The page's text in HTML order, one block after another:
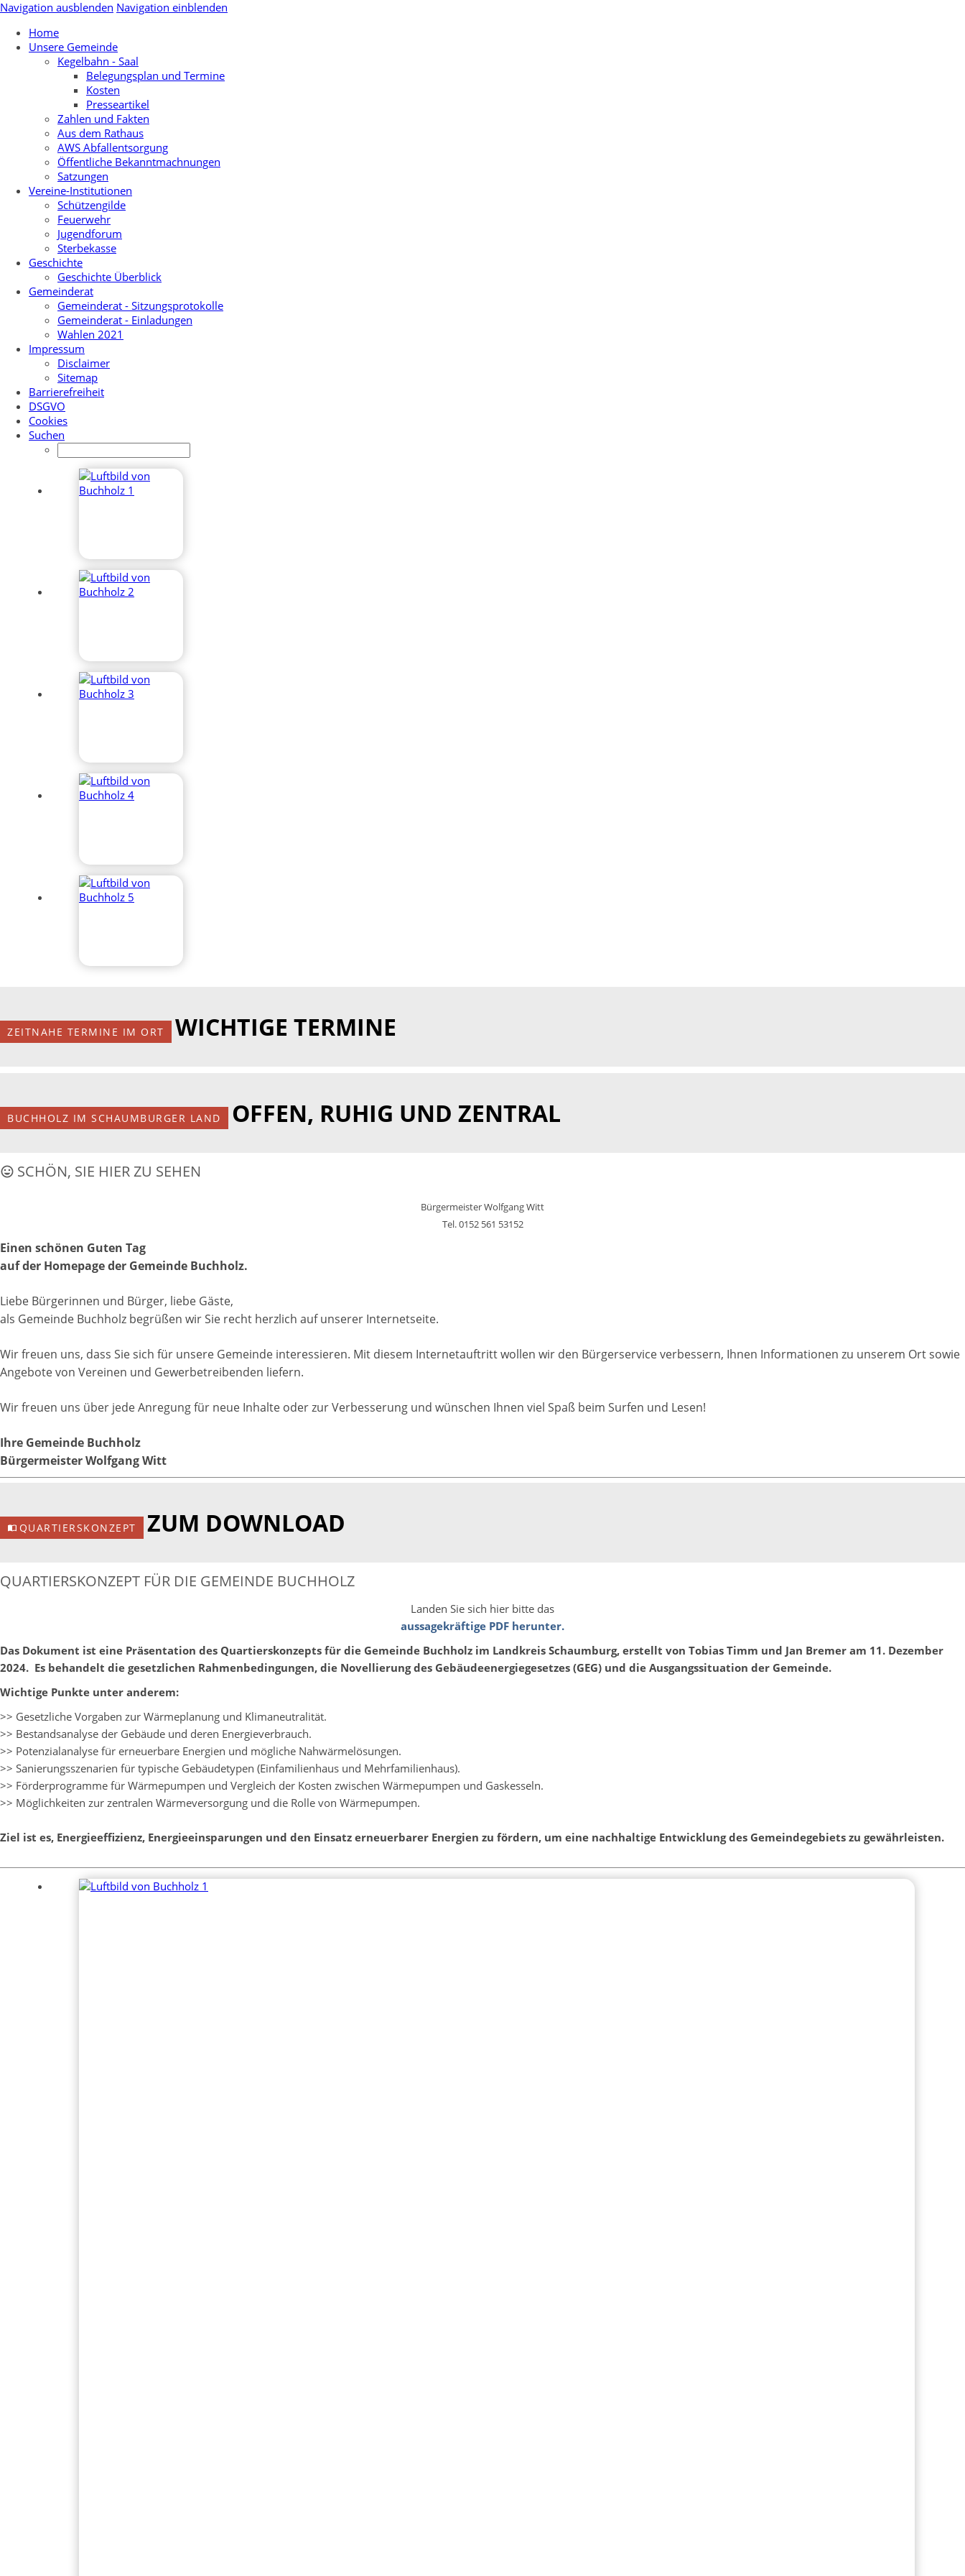
Navigation ausblenden Navigation einblenden
Home
Unsere Gemeinde
Kegelbahn - Saal
Belegungsplan und Termine
Kosten
Presseartikel
Zahlen und Fakten
Aus dem Rathaus
AWS Abfallentsorgung
Öffentliche Bekanntmachnungen
Satzungen
Vereine-Institutionen
Schützengilde
Feuerwehr
Jugendforum
Sterbekasse
Geschichte
Geschichte Überblick
Gemeinderat
Gemeinderat - Sitzungsprotokolle
Gemeinderat - Einladungen
Wahlen 2021
Impressum
Disclaimer
Sitemap
Barrierefreiheit
DSGVO
Cookies
Suchen
ZEITNAHE TERMINE IM ORT WICHTIGE TERMINE
BUCHHOLZ IM SCHAUMBURGER LAND OFFEN, RUHIG UND ZENTRAL
SCHÖN, SIE HIER ZU SEHEN
Bürgermeister Wolfgang Witt
Tel. 0152 561 53152
Einen schönen Guten Tag
auf der Homepage der Gemeinde Buchholz.
Liebe Bürgerinnen und Bürger, liebe Gäste,
als Gemeinde Buchholz begrüßen wir Sie recht herzlich auf unserer Internetseite.
Wir freuen uns, dass Sie sich für unsere Gemeinde interessieren. Mit diesem Internetauftritt wollen wir den Bürgerservice verbessern, Ihnen Informationen zu unserem Ort sowie
Angebote von Vereinen und Gewerbetreibenden liefern.
Wir freuen uns über jede Anregung für neue Inhalte oder zur Verbesserung und wünschen Ihnen viel Spaß beim Surfen und Lesen!
Ihre Gemeinde Buchholz
Bürgermeister Wolfgang Witt
QUARTIERSKONZEPT ZUM DOWNLOAD
QUARTIERSKONZEPT FÜR DIE GEMEINDE BUCHHOLZ
Landen Sie sich hier bitte das
aussagekräftige PDF herunter.
Das Dokument ist eine Präsentation des Quartierskonzepts für die Gemeinde Buchholz im Landkreis Schaumburg, erstellt von Tobias Timm und Jan Bremer am 11. Dezember
2024. ​ Es behandelt die gesetzlichen Rahmenbedingungen, die Novellierung des Gebäudeenergiegesetzes (GEG) und die Ausgangssituation der Gemeinde.
Wichtige Punkte unter anderem:
>> Gesetzliche Vorgaben zur Wärmeplanung und Klimaneutralität.
>> Bestandsanalyse der Gebäude und deren Energieverbrauch.
>> Potenzialanalyse für erneuerbare Energien und mögliche Nahwärmelösungen.
>> Sanierungsszenarien für typische Gebäudetypen (Einfamilienhaus und Mehrfamilienhaus).
>> Förderprogramme für Wärmepumpen und Vergleich der Kosten zwischen Wärmepumpen und Gaskesseln.
>> Möglichkeiten zur zentralen Wärmeversorgung und die Rolle von Wärmepumpen.
Ziel ist es, Energieeffizienz, Energieeinsparungen und den Einsatz erneuerbarer Energien zu fördern, um eine nachhaltige Entwicklung des Gemeindegebiets zu gewährleisten.